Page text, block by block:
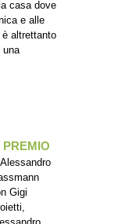
casa dove
e alle
altrettanto
una
PREMIO
Gigi